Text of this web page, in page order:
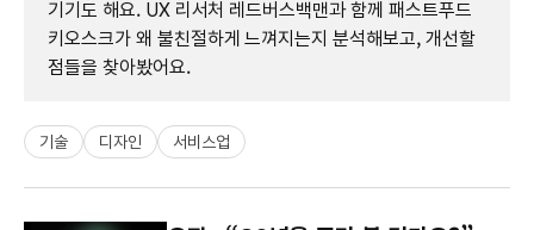
기기도 해요. UX 리서처 레드버스백맨과 함께 패스트푸드
키오스크가 왜 불친절하게 느껴지는지 분석해보고, 개선할
점들을 찾아봤어요.
기술 디자인 서비스업